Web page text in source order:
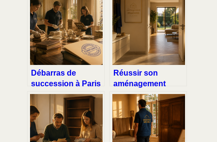
Débarras de
succession à Paris
: comment libérer
un logement
rapidement tout en
valorisant vos
biens ?
Réussir son
aménagement
maison : 5 univers,
une sélection
experte et la
livraison offerte